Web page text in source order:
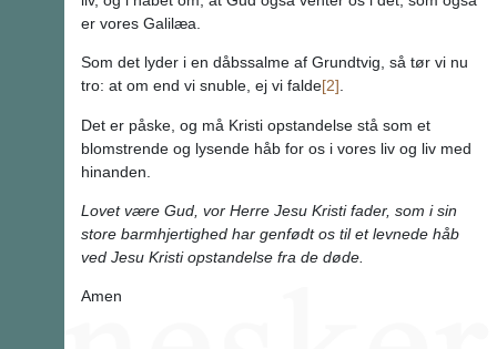
er vores Galilæa.
Som det lyder i en dåbssalme af Grundtvig, så tør vi nu
tro: at om end vi snuble, ej vi falde[2]
Det er påske, og må Kristi opstandelse stå som et
blomstrende og lysende håb for os i vores liv og liv med
hinanden.
Lovet være Gud, vor Herre Jesu Kristi fader, som i sin
store barmhjertighed har genfødt os til et levnede håb
ved Jesu Kristi opstandelse fra de døde.
Amen